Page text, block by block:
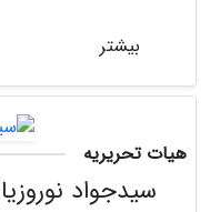
بیشتر
هیات تحریریه
سیدجواد